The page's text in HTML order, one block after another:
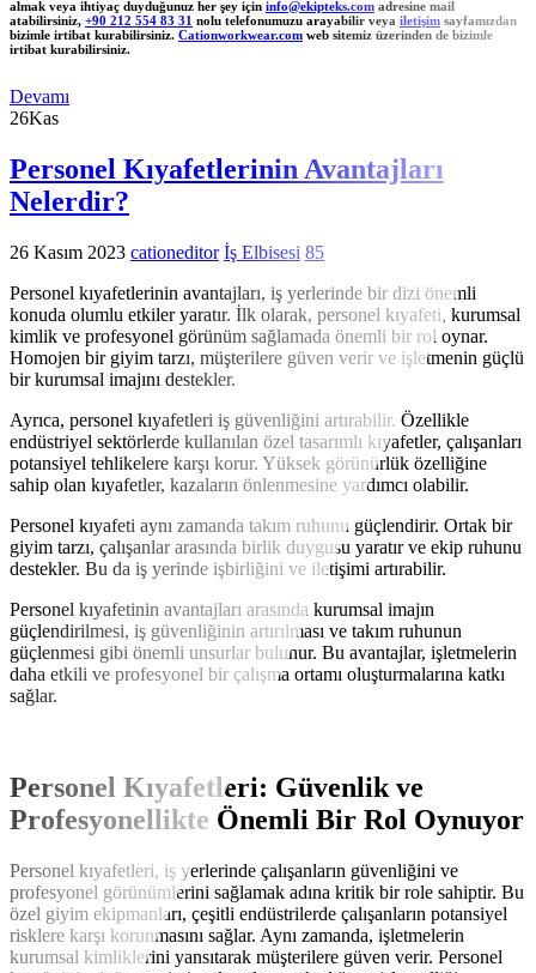
almak veya ihtiyaç duyduğunuz her şey için info@ekipteks.com adresine mail
atabilirsiniz, +90 212 554 83 31 nolu telefonumuzu arayabilir veya iletişim sayfamızdan
bizimle irtibat kurabilirsiniz. Cationworkwear.com web sitemiz üzerinden de bizimle
irtibat kurabilirsiniz.
Devamı
26Kas
Personel Kıyafetlerinin Avantajları
Nelerdir?
26 Kasım 2023 cationeditor İş Elbisesi 85
Personel kıyafetlerinin avantajları, iş yerlerinde bir dizi önemli
konuda olumlu etkiler yaratır. İlk olarak, personel kıyafeti, kurumsal
kimlik ve profesyonel görünüm sağlamada önemli bir rol oynar.
Homojen bir giyim tarzı, müşterilere güven verir ve işletmenin güçlü
bir kurumsal imajını destekler.
Ayrıca, personel kıyafetleri iş güvenliğini artırabilir. Özellikle
endüstriyel sektörlerde kullanılan özel tasarımlı kıyafetler, çalışanları
potansiyel tehlikelere karşı korur. Yüksek görünürlük özelliğine
sahip olan kıyafetler, kazaların önlenmesine yardımcı olabilir.
Personel kıyafeti aynı zamanda takım ruhunu güçlendirir. Ortak bir
giyim tarzı, çalışanlar arasında birlik duygusu yaratır ve ekip ruhunu
destekler. Bu da iş yerinde işbirliğini ve iletişimi artırabilir.
Personel kıyafetinin avantajları arasında kurumsal imajın
güçlendirilmesi, iş güvenliğinin artırılması ve takım ruhunun
güçlenmesi gibi önemli unsurlar bulunur. Bu avantajlar, işletmelerin
daha etkili ve profesyonel bir çalışma ortamı oluşturmalarına katkı
sağlar.
Personel Kıyafetleri: Güvenlik ve
Profesyonellikte Önemli Bir Rol Oynuyor
Personel kıyafetleri, iş yerlerinde çalışanların güvenliğini ve
profesyonel görünümlerini sağlamak adına kritik bir role sahiptir. Bu
özel giyim ekipmanları, çeşitli endüstrilerde çalışanların potansiyel
risklere karşı korunmasını sağlar. Aynı zamanda, işletmelerin
kurumsal kimliklerini yansıtarak müşterilere güven verir. Personel